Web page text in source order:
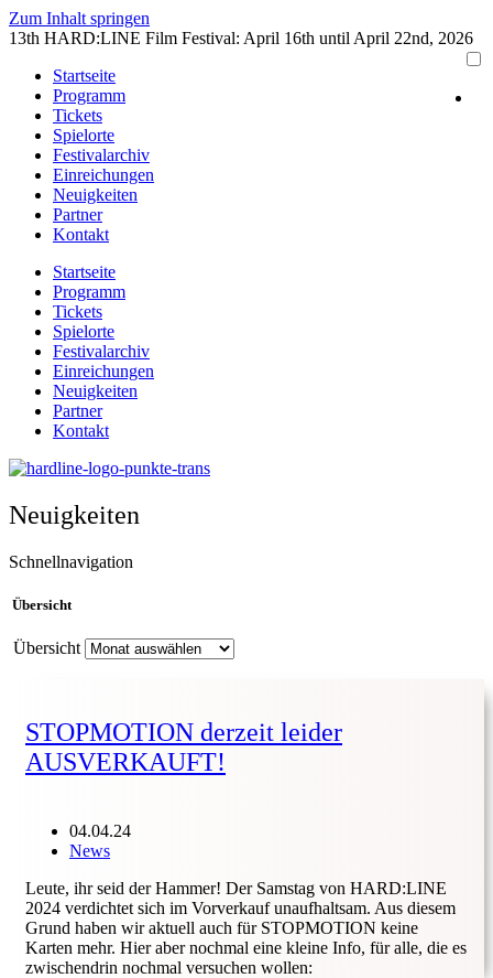
Zum Inhalt springen
13th HARD:LINE Film Festival: April 16th until April 22nd, 2026
Startseite
Programm
Tickets
Spielorte
Festivalarchiv
Einreichungen
Neuigkeiten
Partner
Kontakt
Startseite
Programm
Tickets
Spielorte
Festivalarchiv
Einreichungen
Neuigkeiten
Partner
Kontakt
Neuigkeiten
Schnellnavigation
Übersicht
Übersicht
STOPMOTION derzeit leider
AUSVERKAUFT!
04.04.24
News
Leute, ihr seid der Hammer! Der Samstag von HARD:LINE
2024 verdichtet sich im Vorverkauf unaufhaltsam. Aus diesem
Grund haben wir aktuell auch für STOPMOTION keine
Karten mehr. Hier aber nochmal eine kleine Info, für alle, die es
zwischendrin nochmal versuchen wollen: